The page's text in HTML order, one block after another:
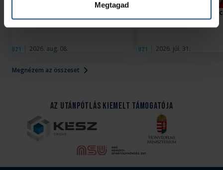
Megtagad
Megnézem az összeset
U21 2026. aug. 08.
játszották
U21 2026. júl. 31.
Győzelem az
Az Utánpótlás kiemelt támogatója